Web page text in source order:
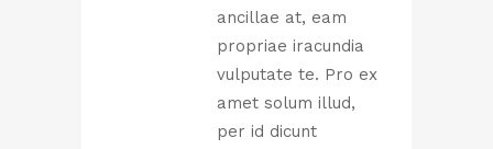
ancillae at, eam
propriae iracundia
vulputate te. Pro ex
amet solum illud,
per id dicunt